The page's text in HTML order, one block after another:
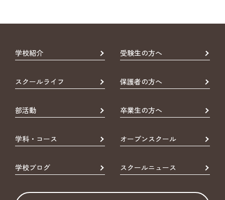
学校紹介 受験生の方へ
スクールライフ 保護者の方へ
部活動 卒業生の方へ
学科・コース オープンスクール
学校ブログ スクールニュース